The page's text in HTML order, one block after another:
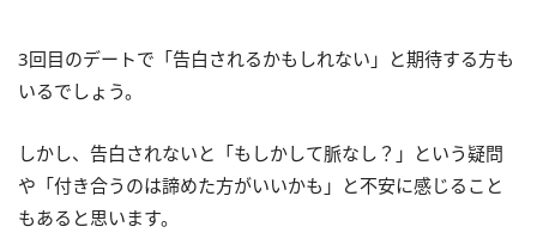
3回目のデートで「告白されるかもしれない」と期待する方も
いるでしょう。
しかし、告白されないと「もしかして脈なし？」という疑問
や「付き合うのは諦めた方がいいかも」と不安に感じること
もあると思います。